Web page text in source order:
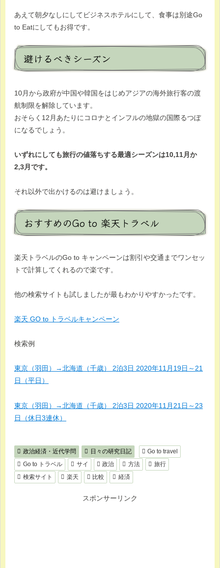
あえて朝夕なしにしてビジネスホテルにして、食事は別途Go
to Eatにしてもお得です。
避けるべきシーズン
10月から政府が中国や韓国をはじめアジアの海外旅行客の渡
航制限を解除しています。
おそらく12月あたりにコロナとインフルの地獄の国際るつぼ
になるでしょう。
いずれにしても旅行の値落ちする最適シーズンは10,11月か
2,3月です。
それ以外で出かけるのは避けましょう。
おすすめのGo to 楽天トラベル
楽天トラベルのGo to キャンペーンは割引や交通までワンセッ
トで計算してくれるので楽です。
他の検索サイトも試しましたが最もわかりやすかったです。
楽天 GO to トラベルキャンペーン
検索例
東京（羽田）→北海道（千歳） 2泊3日 2020年11月19日～21
日（平日）
東京（羽田）→北海道（千歳） 2泊3日 2020年11月21日～23
日（休日3連休）
政治経済・近代学問 日々の研究日記
Go to travel
Go to トラベル
サイ 政治 方法
旅行
検索サイト
楽天 比較 経済
スポンサーリンク